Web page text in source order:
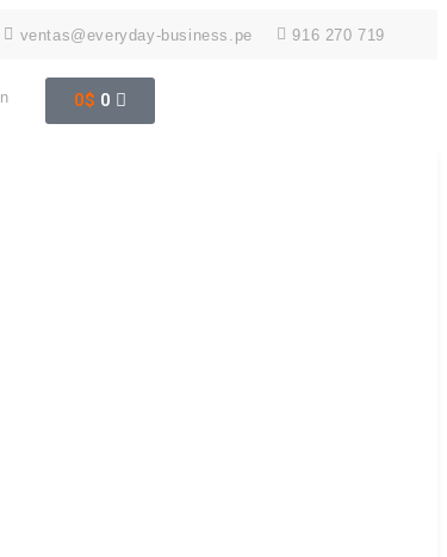
ventas@everyday-business.pe 916 270 719
0$ 0